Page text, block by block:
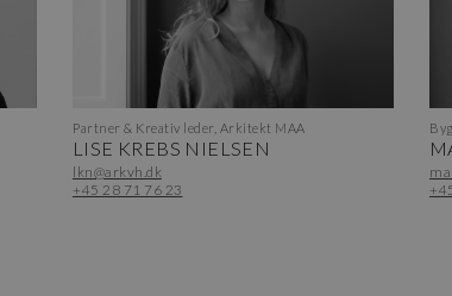
Partner & Kreativ leder, Arkitekt MAA
LISE KREBS NIELSEN
lkn@arkvh.dk
+45 28 71 76 23